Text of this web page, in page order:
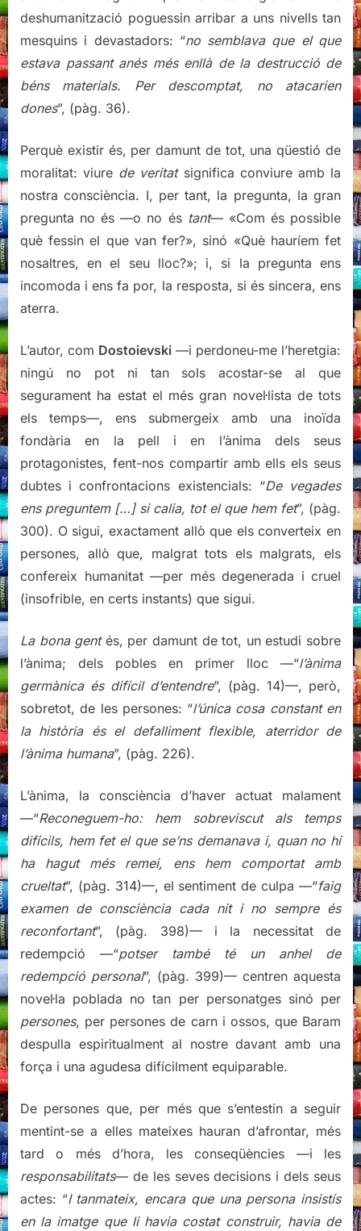
deshumanització poguessin arribar a uns nivells tan
mesquins i devastadors: “no semblava que el que
estava passant anés més enllà de la destrucció de
béns materials. Per descomptat, no atacarien
dones”, (pàg. 36).
Perquè existir és, per damunt de tot, una qüestió de
moralitat: viure de veritat significa conviure amb la
nostra consciència. I, per tant, la pregunta, la gran
pregunta no és —o no és tant— «Com és possible
què fessin el que van fer?», sinó «Què hauríem fet
nosaltres, en el seu lloc?»; i, si la pregunta ens
incomoda i ens fa por, la resposta, si és sincera, ens
aterra.
L’autor, com Dostoievski —i perdoneu-me l’heretgia:
ningú no pot ni tan sols acostar-se al que
segurament ha estat el més gran novel·lista de tots
els temps—, ens submergeix amb una inoïda
fondària en la pell i en l’ànima dels seus
protagonistes, fent-nos compartir amb ells els seus
dubtes i confrontacions existencials: “De vegades
ens preguntem […] si calia, tot el que hem fet”, (pàg.
300). O sigui, exactament allò que els converteix en
persones, allò que, malgrat tots els malgrats, els
confereix humanitat —per més degenerada i cruel
(insofrible, en certs instants) que sigui.
La bona gentés, per damunt de tot, un estudi sobre
l’ànima; dels pobles en primer lloc —“l’ànima
germànica és difícil d’entendre”, (pàg. 14)—, però,
sobretot, de les persones: “l’única cosa constant en
la història és el defalliment flexible, aterridor de
l’ànima humana”, (pàg. 226).
L’ànima, la consciència d’haver actuat malament
—“Reconeguem-ho: hem sobreviscut als temps
difícils, hem fet el que se’ns demanava i, quan no hi
ha hagut més remei, ens hem comportat amb
crueltat”, (pàg. 314)—, el sentiment de culpa —“faig
examen de consciència cada nit i no sempre és
reconfortant”, (pàg. 398)— i la necessitat de
redempció —“potser també té un anhel de
redempció personal”, (pàg. 399)— centren aquesta
novel·la poblada no tan per personatges sinó per
persones, per persones de carn i ossos, que Baram
despulla espiritualment al nostre davant amb una
força i una agudesa difícilment equiparable.
De persones que, per més que s’entestin a seguir
mentint-se a elles mateixes hauran d’afrontar, més
tard o més d’hora, les conseqüències —i les
responsabilitats— de les seves decisions i dels seus
actes: “I tanmateix, encara que una persona insistís
en la imatge que li havia costat construir, havia de